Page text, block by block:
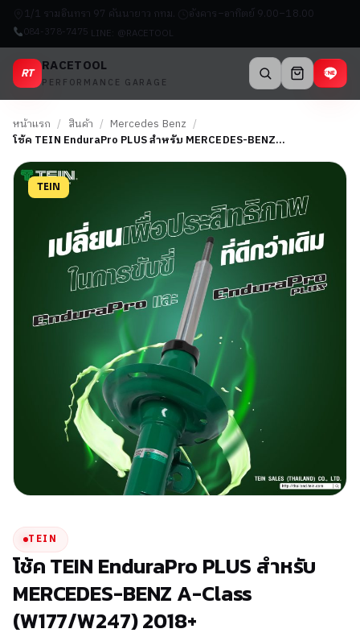
1/1 รามอินทรา 97 คันนายาว กทม. อังคาร–อาทิตย์ 9.00–18.00
084-378-7475 LINE: @RACETOOL
RT RACETOOL
PERFORMANCE GARAGE
หน้าแรก / สินค้า / Mercedes Benz /
โช้ค TEIN EnduraPro PLUS สำหรับ MERCEDES-BENZ…
TEIN
TEIN
โช้ค TEIN EnduraPro PLUS สำหรับ
MERCEDES-BENZ A-Class
(W177/W247) 2018+